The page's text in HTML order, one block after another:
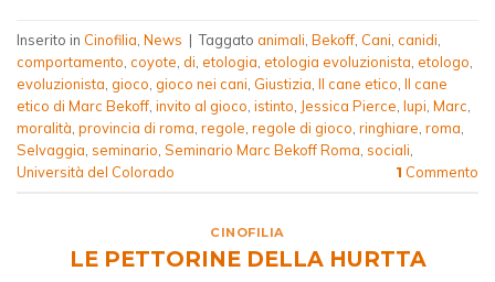
Inserito in Cinofilia News | Taggato animali Bekoff Cani canidi
comportamento coyote di etologia etologia evoluzionista etologo
evoluzionista gioco gioco nei cani Giustizia Il cane etico Il cane
etico di Marc Bekoff invito al gioco istinto Jessica Pierce lupi Marc
moralità provincia di roma regole regole di gioco ringhiare roma
Selvaggia seminario Seminario Marc Bekoff Roma sociali
Università del Colorado
1 Commento
CINOFILIA
LE PETTORINE DELLA HURTTA